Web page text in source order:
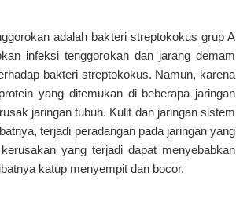
adalah bakteri streptokokus grup A
infeksi tenggorokan dan jarang demam
bakteri streptokokus. Namun, karena
yang ditemukan di beberapa jaringan
jaringan tubuh. Kulit dan jaringan sistem
terjadi peradangan pada jaringan yang
yang terjadi dapat menyebabkan
katup menyempit dan bocor.